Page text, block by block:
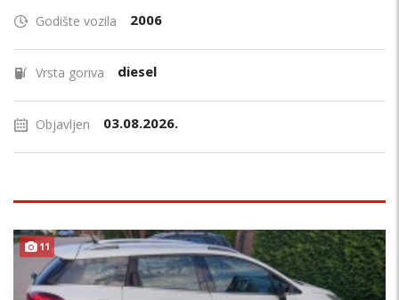
Godište vozila 2006
Vrsta goriva diesel
Objavljen 03.08.2026.
11